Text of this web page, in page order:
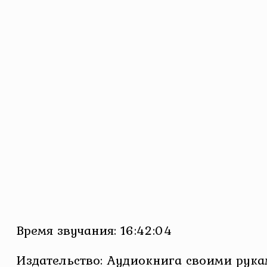
Время звучания: 16:42:04
Издательство: Аудиокнига своими